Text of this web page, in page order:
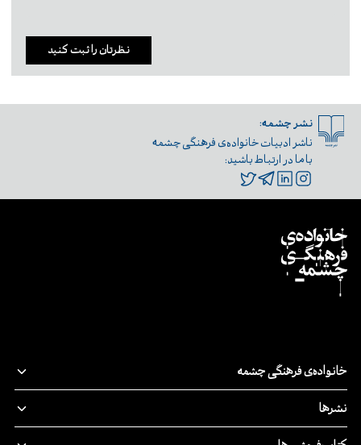
نظرتان را ثبت کنید
نشر چشمه:
ناشر ادبیات خانواده‌ی فرهنگی چشمه
با ما در ارتباط باشید:
خانواده‌ی فرهنگی چشمه
نشرها